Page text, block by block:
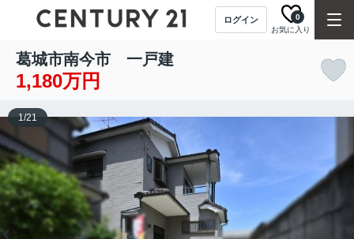
ログイン
お気に入り
0
葛城市南今市 一戸建
1,180万円
1/21